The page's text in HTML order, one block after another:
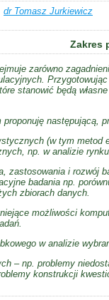
dr Tomasz Jurkiewicz
Zakres
zarówno
stanowić będą
następującą,
(w tym metod
np. w analizie
zastosowania i rozwój
badania np.
zbiorach danych.
możliwości
w analizie
– np. problemy
konstrukcji